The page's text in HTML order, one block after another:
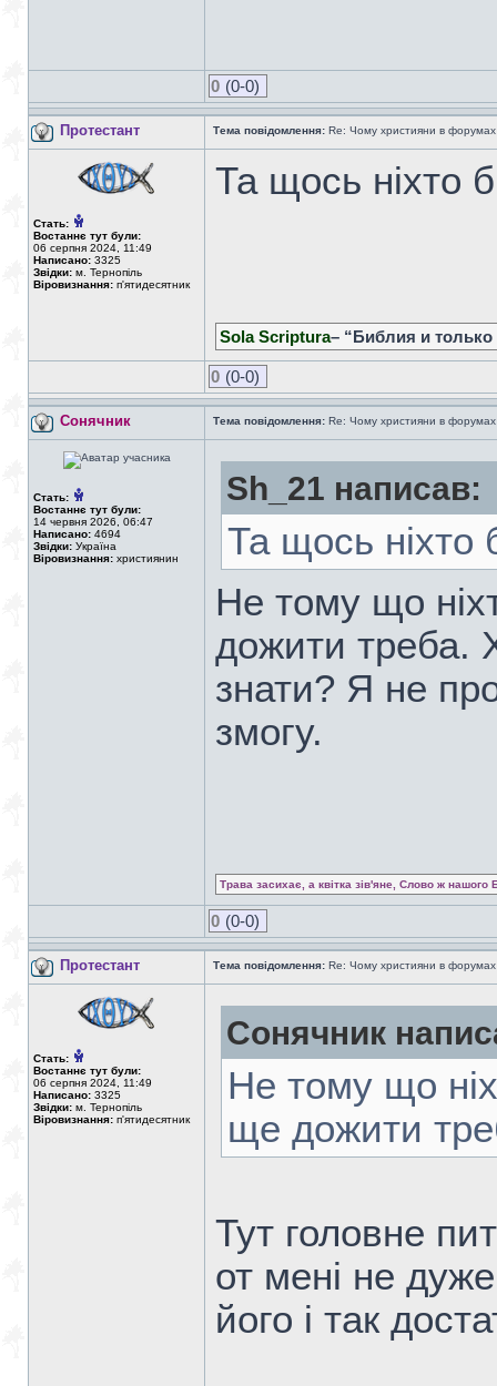
0 (0-0)
Протестант Тема повідомлення: Re: Чому християни в форумах
Стать:
Востаннє тут були:
06 серпня 2024, 11:49
Написано: 3325
Звідки: м. Тернопіль
Віровизнання: п'ятидесятник
Та щось ніхто
Sola Scriptura– “Библия и
0 (0-0)
Сонячник Тема повідомлення: Re: Чому християни в форумах
Стать:
Востаннє тут були:
14 червня 2026, 06:47
Написано: 4694
Звідки: Україна
Віровизнання: християнин
Sh_21 написав:
Та щось ніхто
Не тому що
дожити треба.
знати? Я не
змогу.
Трава засихає, а квітка зів'яне, Слово ж нашого
0 (0-0)
Протестант Тема повідомлення: Re: Чому християни в форумах
Стать:
Востаннє тут були:
06 серпня 2024, 11:49
Написано: 3325
Звідки: м. Тернопіль
Віровизнання: п'ятидесятник
Сонячник
Не тому що
ще дожити
Тут головне
от мені не
його і так